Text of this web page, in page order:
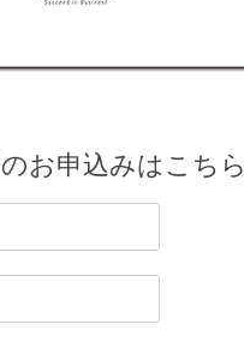
お申込みはこちら